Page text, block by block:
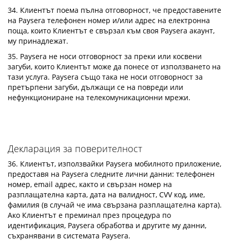
34. Клиентът поема пълна отговорност, че предоставените
на Paysera телефонен номер и/или адрес на електронна
поща, които Клиентът е свързал към своя Paysera акаунт,
му принадлежат.
35. Paysera не носи отговорност за преки или косвени
загуби, които Клиентът може да понесе от използването на
тази услуга. Paysera също така не носи отговорност за
претърпени загуби, дължащи се на повреди или
нефункциониране на телекомуникационни мрежи.
Декларация за поверителност
36. Клиентът, използвайки Paysera мобилното приложение,
предоставя на Paysera следните лични данни: телефонен
номер, email адрес, както и свързан номер на
разплащателна карта, дата на валидност, CVV код, име,
фамилия (в случай че има свързана разплащателна карта).
Ако Клиентът е преминал през процедура по
идентификация, Paysera обработва и другите му данни,
съхранявани в системата Paysera.